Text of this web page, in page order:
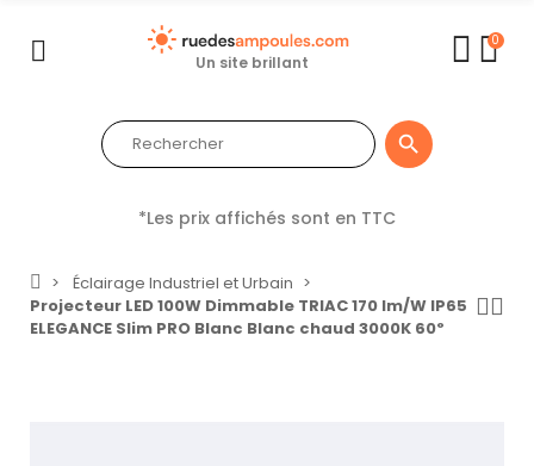
Un site brillant
0

*Les prix affichés sont en TTC
Éclairage Industriel et Urbain
Projecteur LED 100W Dimmable TRIAC 170 lm/W IP65
ELEGANCE Slim PRO Blanc Blanc chaud 3000K 60º